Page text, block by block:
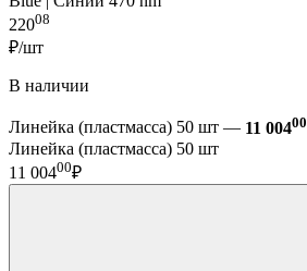
22008
₽/шт
В наличии
Линейка (пластмасса) 50 шт — 11 00400
Линейка (пластмасса) 50 шт
11 00400₽